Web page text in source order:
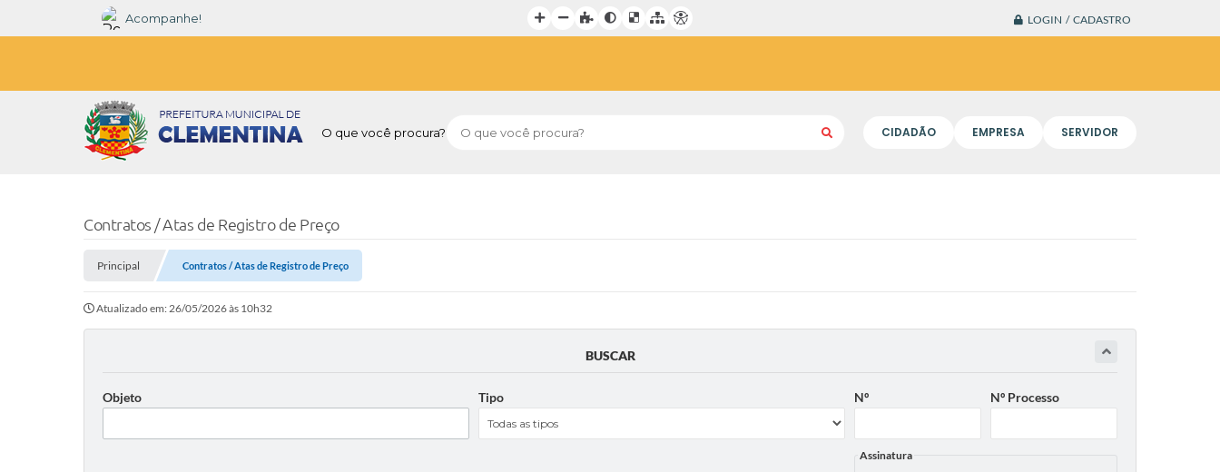
LOGIN / CADASTRO
Acompanhe!
O que você procura? CIDADÃO EMPRESA SERVIDOR
Contratos / Atas de Registro de Preço
Principal Contratos / Atas de Registro de Preço
Atualizado em: 26/05/2026 às 10h32
BUSCAR
Objeto Tipo Nº Nº Processo
Assinatura